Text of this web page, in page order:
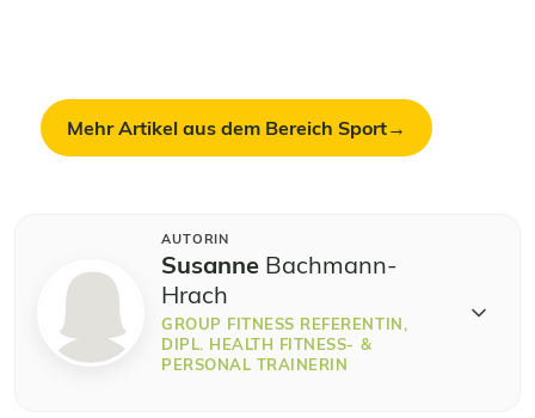
Mehr Artikel aus dem Bereich Sport
AUTORIN
Susanne Bachmann-
Hrach
GROUP FITNESS REFERENTIN,
DIPL. HEALTH FITNESS- &
PERSONAL TRAINERIN